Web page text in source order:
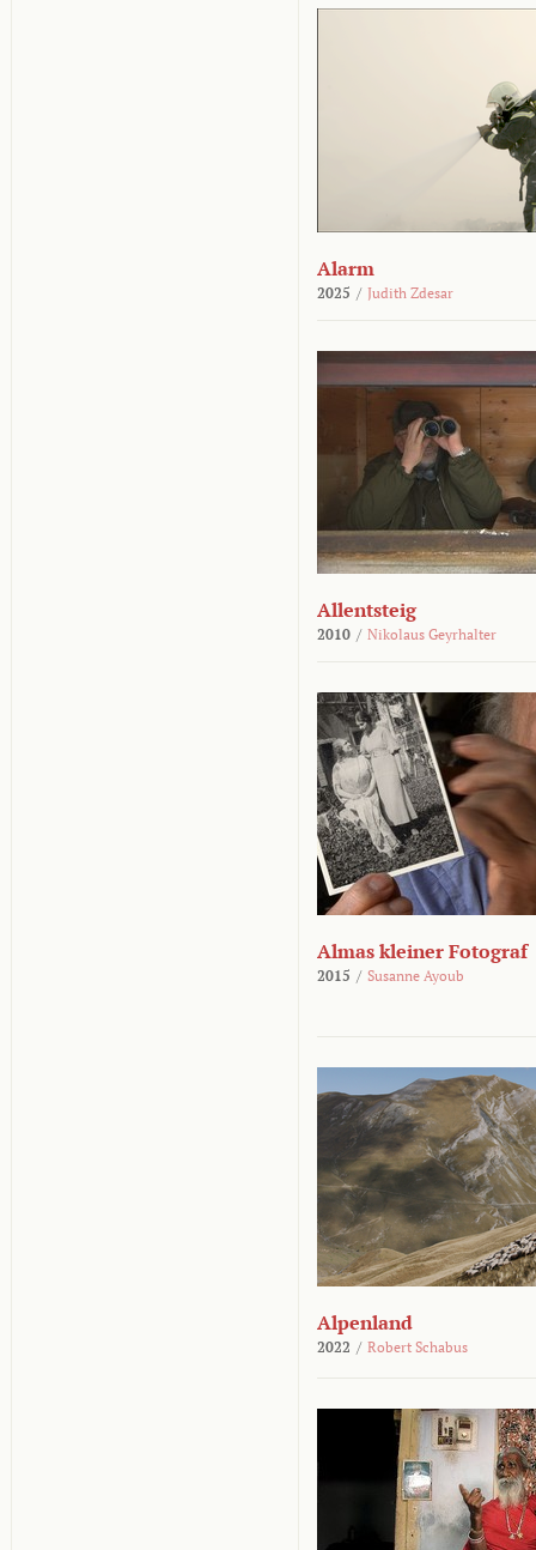
Alarm
2025 / Judith Zdesar
Allentsteig
2010 / Nikolaus Geyrhalter
Almas kleiner Fotograf
2015 / Susanne Ayoub
Alpenland
2022 / Robert Schabus